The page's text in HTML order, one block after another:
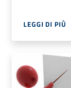
LEGGI DI PIÙ